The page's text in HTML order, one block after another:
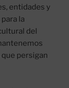
entidades y
la
del
persigan